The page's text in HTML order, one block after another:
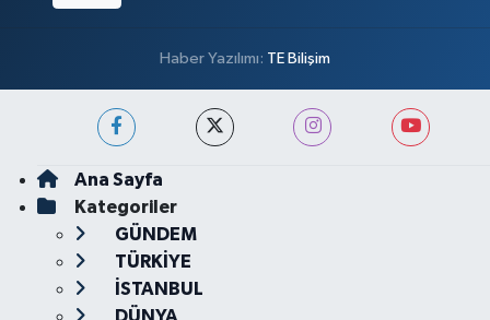
Haber Yazılımı: TE Bilişim
Ana Sayfa
Kategoriler
GÜNDEM
TÜRKİYE
İSTANBUL
DÜNYA